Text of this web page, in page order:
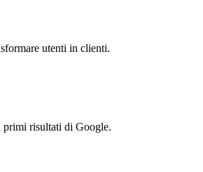
utenti in clienti.
primi risultati di Google.